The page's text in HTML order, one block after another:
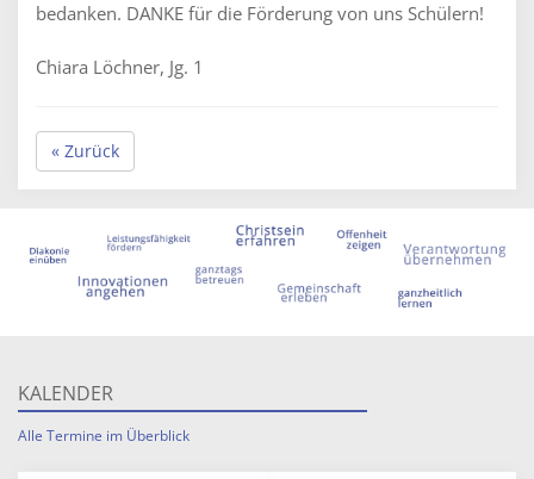
bedanken. DANKE für die Förderung von uns Schülern!
Chiara Löchner, Jg. 1
« Zurück
KALENDER
Alle Termine im Überblick